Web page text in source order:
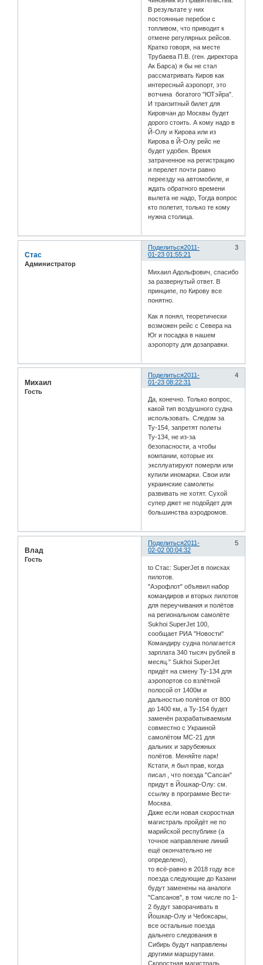
В результате у них
постоянные перебои с
топливом, что приводит к
отмене регулярных рейсов.
Кратко говоря, на месте
Трубаева П.В. (ген. директора
Ак Барса) я бы не стал
рассматривать Киров как
интересный аэропорт, это
вотчина богатого "ЮТэйра".
И транзитный билет для
Кировчан до Москвы будет
дорого стоить. А кому надо в
Й-Олу и Кирова или из
Кирова в Й-Олу рейс не
будет удобен. Время
затраченное на регистрацию
и перелет почти равно
переезду на автомобиле, и
ждать обратного времени
вылета не надо, Тогда вопрос
кто полетит, только те кому
нужна столица.
Поделиться 3
2011-
01-23 01:55:21
Стас
Администратор
Михаил Адольфович, спасибо
за развернутый ответ. В
принципе, по Кирову все
понятно.
Как я понял, теоретически
возможен рейс с Севера на
Юг и посадка в нашем
аэропорту для дозаправки.
Поделиться 4
2011-
01-23 08:22:31
Михаил
Гость
Да, конечно. Только вопрос,
какой тип воздушного судна
использовать. Следом за
Ту-154, запретят полеты
Ту-134, не из-за
безопасности, а чтобы
компании, которые их
эксплуатируют померли или
купили иномарки. Свои или
украинские самолеты
развивать не хотят. Сухой
супер джет не подойдет для
большинства аэродромов.
Поделиться 5
2011-
02-02 00:04:32
Влад
Гость
to Стас: SuperJet в поисках
пилотов.
"Аэрофлот" объявил набор
командиров и вторых пилотов
для переучивания и полётов
на региональном самолёте
Sukhoi SuperJet 100,
сообщает РИА "Новости"
Командиру судна полагается
зарплата 340 тысяч рублей в
месяц." Sukhoi SuperJet
придёт на смену Ту-134 для
аэропортов со взлётной
полосой от 1400м и
дальностью полётов от 800
до 1400 км, а Ту-154 будет
заменён разрабатываемым
совместно с Украиной
самолётом МС-21 для
дальних и зарубежных
полётов. Меняйте парк!
Кстати, я был прав, когда
писал , что поезда "Сапсан"
придут в Йошкар-Олу: см.
ссылку в программе Вести-
Москва.
Даже если новая скоростная
магистраль пройдёт не по
марийской республике (а
точное направление линий
ещё окончательно не
определено),
то всё-равно в 2018 году все
поезда следующие до Казани
будут заменены на аналоги
"Сапсанов", в том числе по 1-
2 будут заворачивать в
Йошкар-Олу и Чебоксары,
все остальные поезда
дальнего следования в
Сибирь будут направлены
другими маршрутами.
Скоростная магистраль